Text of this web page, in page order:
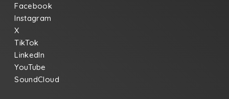
Facebook
Instagram
X
TikTok
LinkedIn
YouTube
SoundCloud